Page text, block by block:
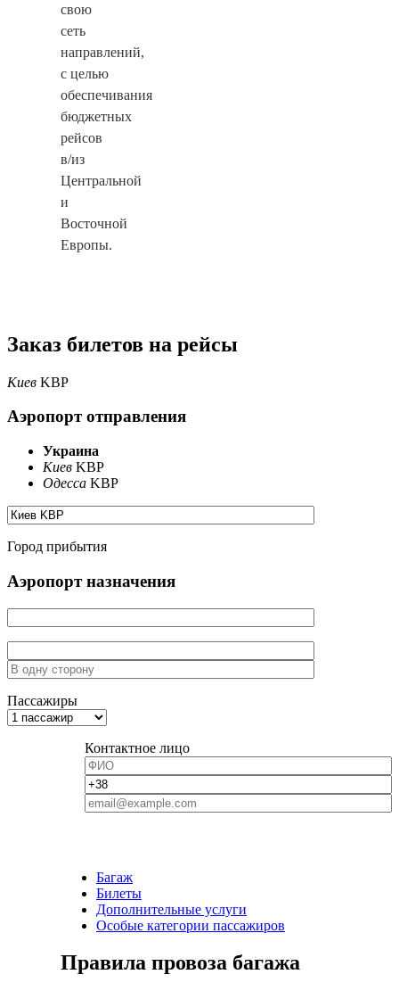
свою
сеть
направлений,
с целью
обеспечивания
бюджетных
рейсов
в/из
Центральной
и
Восточной
Европы.
Заказ билетов на рейсы
Киев KBP
Аэропорт отправления
Украина
Киев KBP
Одесса KBP
Город прибытия
Аэропорт назначения
Пассажиры
Контактное лицо
Багаж
Билеты
Дополнительные услуги
Особые категории пассажиров
Правила провоза багажа